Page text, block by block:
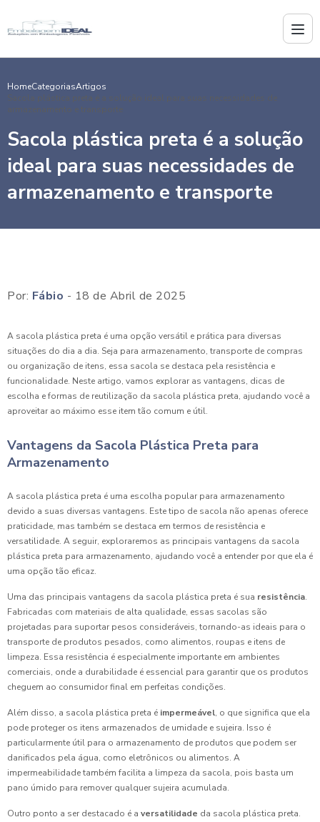
HomeCategoriasArtigos
Sacola plástica preta é a solução ideal para suas necessidades de
armazenamento e transporte
Sacola plástica preta é a solução
ideal para suas necessidades de
armazenamento e transporte
Por: Fábio - 18 de Abril de 2025
A sacola plástica preta é uma opção versátil e prática para diversas
situações do dia a dia. Seja para armazenamento, transporte de compras
ou organização de itens, essa sacola se destaca pela resistência e
funcionalidade. Neste artigo, vamos explorar as vantagens, dicas de
escolha e formas de reutilização da sacola plástica preta, ajudando você a
aproveitar ao máximo esse item tão comum e útil.
Vantagens da Sacola Plástica Preta para
Armazenamento
A sacola plástica preta é uma escolha popular para armazenamento
devido a suas diversas vantagens. Este tipo de sacola não apenas oferece
praticidade, mas também se destaca em termos de resistência e
versatilidade. A seguir, exploraremos as principais vantagens da sacola
plástica preta para armazenamento, ajudando você a entender por que ela é
uma opção tão eficaz.
Uma das principais vantagens da sacola plástica preta é sua resistência.
Fabricadas com materiais de alta qualidade, essas sacolas são
projetadas para suportar pesos consideráveis, tornando-as ideais para o
transporte de produtos pesados, como alimentos, roupas e itens de
limpeza. Essa resistência é especialmente importante em ambientes
comerciais, onde a durabilidade é essencial para garantir que os produtos
cheguem ao consumidor final em perfeitas condições.
Além disso, a sacola plástica preta é impermeável, o que significa que ela
pode proteger os itens armazenados de umidade e sujeira. Isso é
particularmente útil para o armazenamento de produtos que podem ser
danificados pela água, como eletrônicos ou alimentos. A
impermeabilidade também facilita a limpeza da sacola, pois basta um
pano úmido para remover qualquer sujeira acumulada.
Outro ponto a ser destacado é a versatilidade da sacola plástica preta.